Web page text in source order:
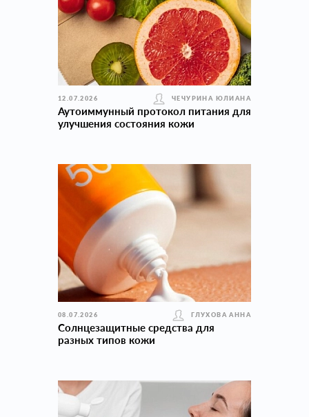
12.07.2026 ЧЕЧУРИНА ЮЛИАНА
Аутоиммунный протокол питания для
улучшения состояния кожи
08.07.2026 ГЛУХОВА АННА
Солнцезащитные средства для
разных типов кожи